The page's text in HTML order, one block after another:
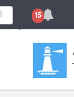
15